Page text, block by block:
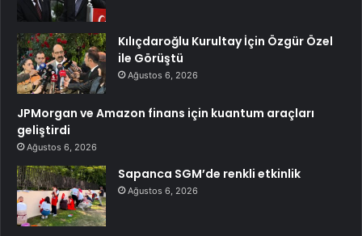
Kılıçdaroğlu Kurultay İçin Özgür Özel
ile Görüştü
Ağustos 6, 2026
JPMorgan ve Amazon finans için kuantum araçları
geliştirdi
Ağustos 6, 2026
Sapanca SGM’de renkli etkinlik
Ağustos 6, 2026